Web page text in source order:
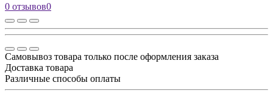
0 отзывов0
Самовывоз товара только после оформления заказа
Доставка товара
Различные способы оплаты